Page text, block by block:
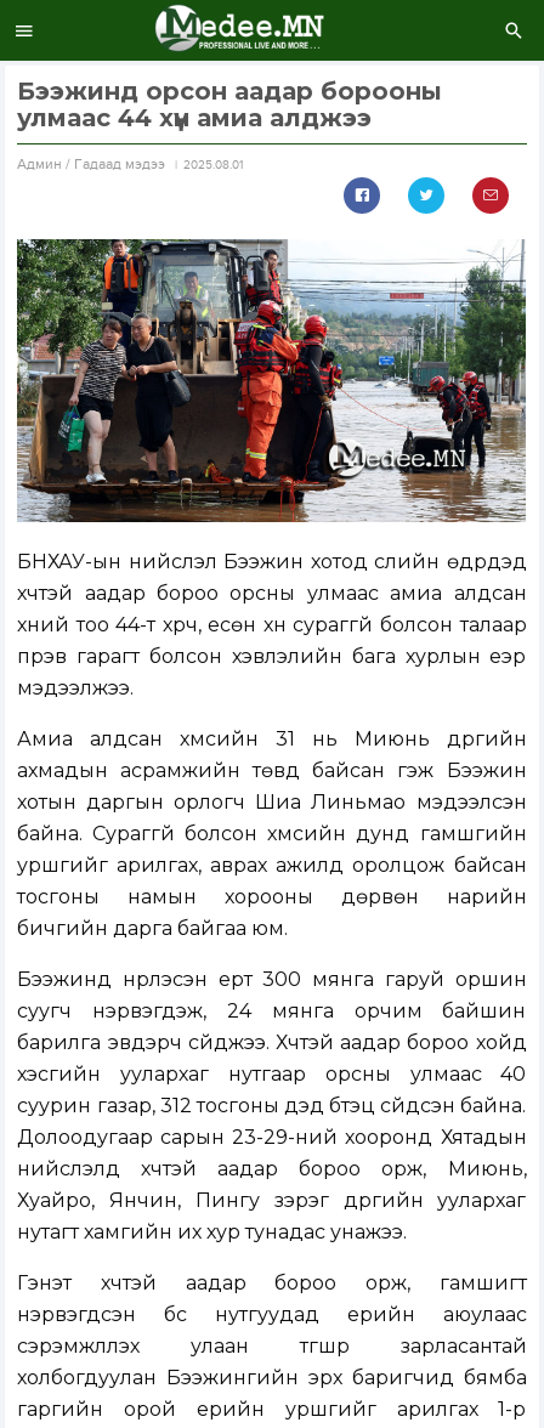
Бээжинд орсон аадар борооны
улмаас 44 хүн амиа алджээ
Aдмин / Гадаад мэдээ 2025.08.01
БНХАУ-ын нийслэл Бээжин хотод сүүлийн өдрүүдэд
хүчтэй аадар бороо орсны улмаас амиа алдсан
хүний тоо 44-т хүрч, есөн хүн сураггүй болсон талаар
пүрэв гарагт болсон хэвлэлийн бага хурлын үеэр
мэдээлжээ.
Амиа алдсан хүмүүсийн 31 нь Миюнь дүүргийн
ахмадын асрамжийн төвд байсан гэж Бээжин
хотын даргын орлогч Шиа Линьмао мэдээлсэн
байна. Сураггүй болсон хүмүүсийн дунд гамшгийн
уршгийг арилгах, аврах ажилд оролцож байсан
тосгоны намын хорооны дөрвөн нарийн
бичгийн дарга байгаа юм.
Бээжинд нүүрлэсэн үерт 300 мянга гаруй оршин
суугч нэрвэгдэж, 24 мянга орчим байшин
барилга эвдэрч сүйджээ. Хүчтэй аадар бороо хойд
хэсгийн уулархаг нутгаар орсны улмаас 40
суурин газар, 312 тосгоны дэд бүтэц сүйдсэн байна.
Долоодугаар сарын 23-29-ний хооронд Хятадын
нийслэлд хүчтэй аадар бороо орж, Миюнь,
Хуайроү, Янчин, Пингу зэрэг дүүргийн уулархаг
нутагт хамгийн их хур тунадас унажээ.
Гэнэт хүчтэй аадар бороо орж, гамшигт
нэрвэгдсэн бүс нутгуудад үерийн аюулаас
сэрэмжлүүлэх улаан түгшүүр зарласантай
холбогдуулан Бээжингийн эрх баригчид бямба
гаргийн орой үерийн уршгийг арилгах 1-р